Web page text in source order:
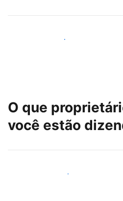
Alcançar novos hóspedes
O que
você estão
Junte-se a outros anfitriões